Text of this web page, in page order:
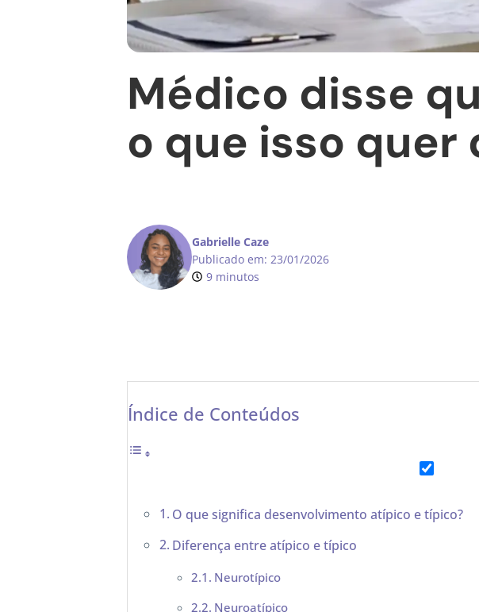
Médico disse
o que isso quer
Gabrielle Caze
Publicado em: 23/01/2026
9 minutos
Índice de Conteúdos
O que significa desenvolvimento atípico e típico?
Diferença entre atípico e típico
Neurotípico
Neuroatípico